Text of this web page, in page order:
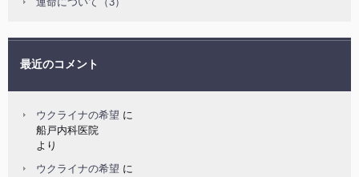
最近のコメント
ウクライナの希望 に
船戸内科医院
より
ウクライナの希望 に